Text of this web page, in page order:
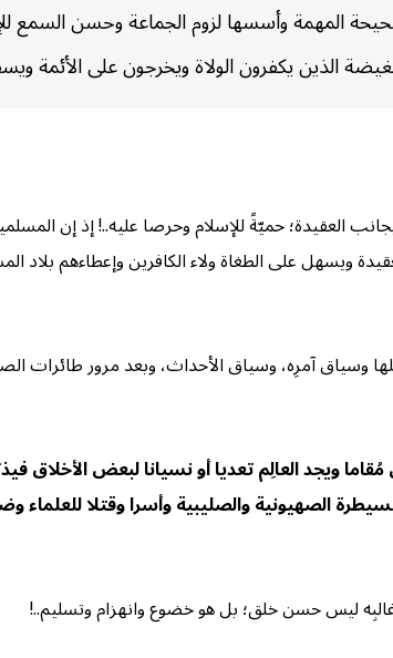
المهمة وأسسها لزوم الجماعة وحسن السمع
الذين يكفرون الولاة ويخرجون على الأئمة
العقيدة؛ حميّةً للإسلام وحرصا عليه..! إذ إن
ويسهل على الطغاة ولاء الكافرين وإعطاءهم بلاد
وسياق آمرِه، وسياق الأحداث، وبعد مرور طائرات
ويجد العالِم تعديا أو نسيانا لبعض الأخلاق
الصهيونية والصليبية وأسرا وقتلا
ليس حسن خلق؛ بل هو خضوع وانهزام وتسليم..!